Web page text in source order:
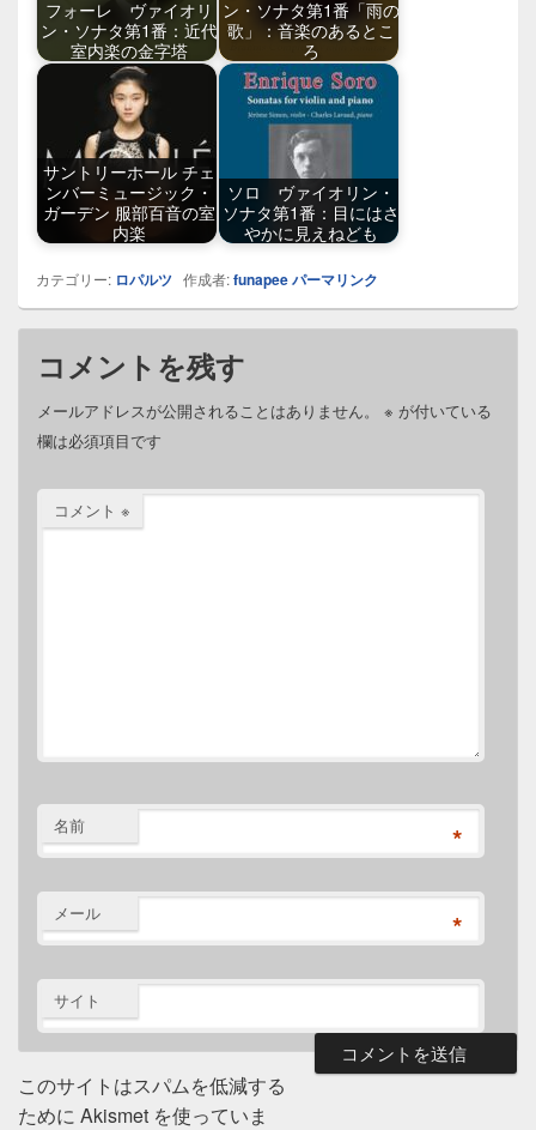
フォーレ ヴァイオリ
ン・ソナタ第1番：近代
室内楽の金字塔
ン・ソナタ第1番「雨の
歌」：音楽のあるとこ
ろ
サントリーホール チェ
ンバーミュージック・
ガーデン 服部百音の室
内楽
ソロ ヴァイオリン・
ソナタ第1番：目にはさ
やかに見えねども
カテゴリー: ロパルツ 作成者:funapeeパーマリンク
コメントを残す
メールアドレスが公開されることはありません。 ※ が付いている
欄は必須項目です
コメント ※
名前 *
メール *
サイト
このサイトはスパムを低減する
ために Akismet を使っていま